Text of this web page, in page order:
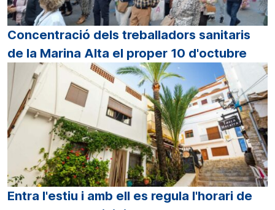
Concentració dels treballadors sanitaris
de la Marina Alta el proper 10 d'octubre
Entra l'estiu i amb ell es regula l'horari de